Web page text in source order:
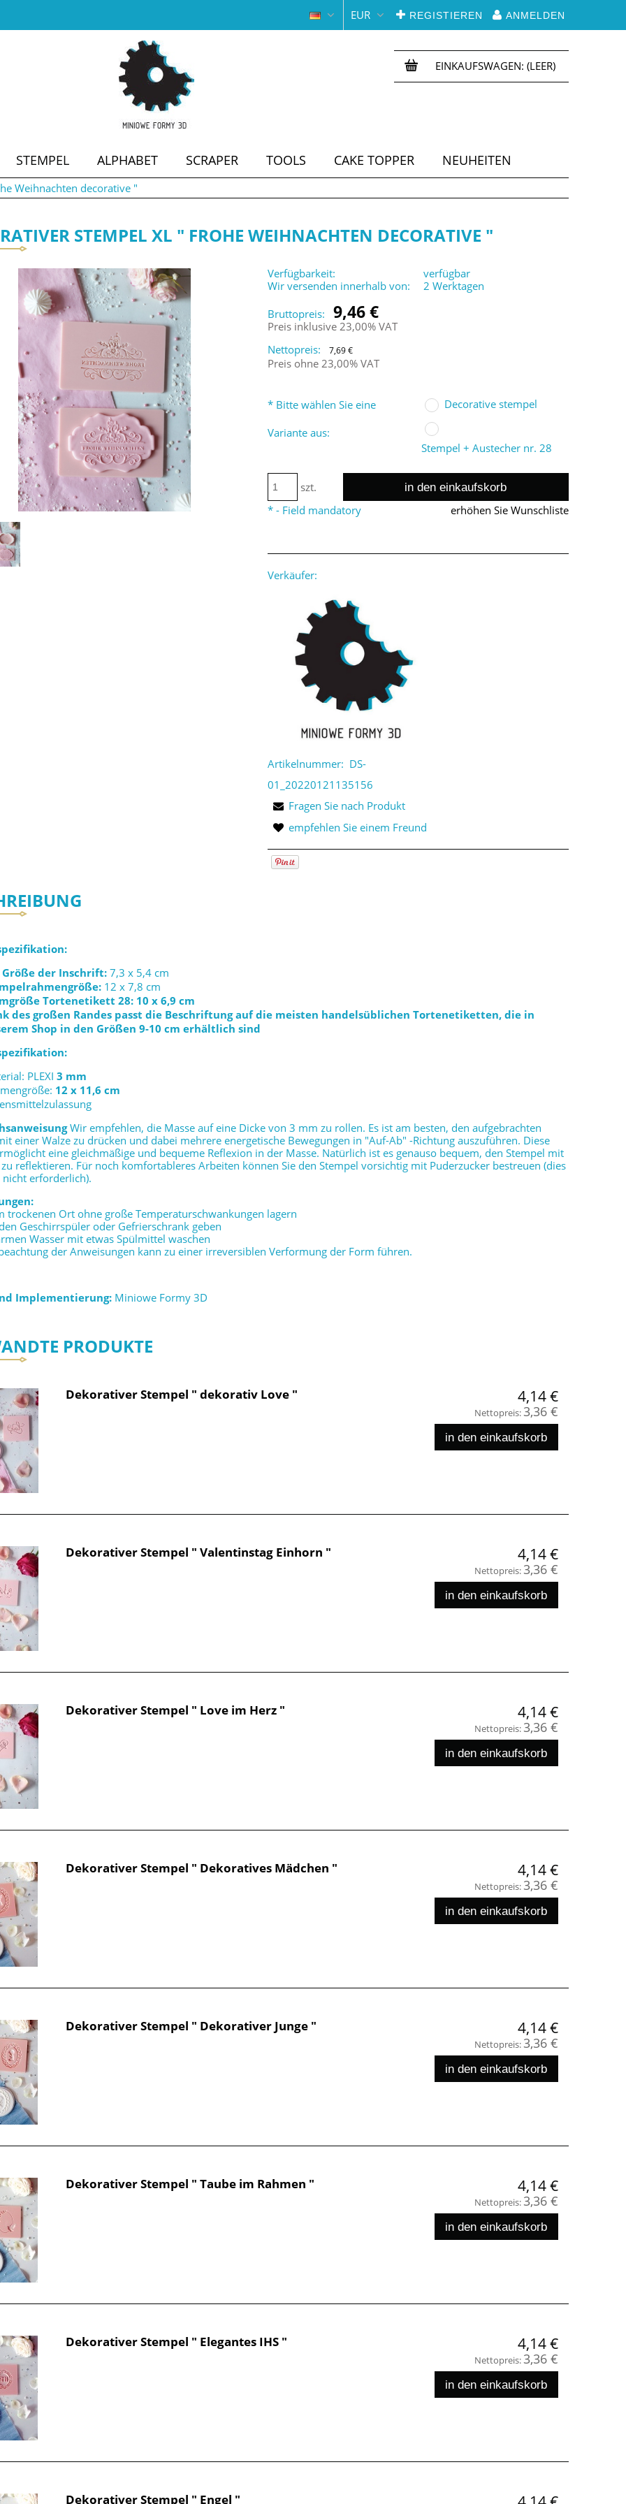
REGISTIEREN ANMELDEN
EUR
EINKAUFSWAGEN: (LEER)
STEMPEL ALPHABET SCRAPER TOOLS CAKE TOPPER NEUHEITEN
SALE
Weihnachten decorative "
STEMPEL XL " FROHE WEIHNACHTEN DECORATIVE "
Verfügbarkeit:
verfügbar
Wir versenden innerhalb von:
2 Werktagen
Bruttopreis:
9,46 €
Preis inklusive 23,00% VAT
Nettopreis:
7,69 €
Preis ohne 23,00% VAT
* Bitte wählen Sie eine
Variante aus:
Decorative stempel
Stempel + Austecher nr. 28
szt.
in den einkaufskorb
erhöhen Sie Wunschliste
* - Field mandatory
Verkäufer:
Artikelnummer: DS-
01_20220121135156
Fragen Sie nach Produkt
empfehlen Sie einem Freund
Größe der Inschrift: 7,3 x 5,4 cm
12 x 7,8 cm
Tortenetikett 28: 10 x 6,9 cm
des großen Randes passt die Beschriftung auf die meisten handelsüblichen Tortenetiketten, die in
Shop in den Größen 9-10 cm erhältlich sind
PLEXI 3 mm
12 x 11,6 cm
Wir empfehlen, die Masse auf eine Dicke von 3 mm zu rollen. Es ist am besten, den aufgebrachten
einer Walze zu drücken und dabei mehrere energetische Bewegungen in "Auf-Ab" -Richtung auszuführen. Diese
eine gleichmäßige und bequeme Reflexion in der Masse. Natürlich ist es genauso bequem, den Stempel mit
reflektieren. Für noch komfortableres Arbeiten können Sie den Stempel vorsichtig mit Puderzucker bestreuen (dies
erforderlich).
trockenen Ort ohne große Temperaturschwankungen lagern
Geschirrspüler oder Gefrierschrank geben
Wasser mit etwas Spülmittel waschen
der Anweisungen kann zu einer irreversiblen Verformung der Form führen.
Implementierung: Miniowe Formy 3D
PRODUKTE
Dekorativer Stempel " dekorativ Love " 4,14 €
Nettopreis:3,36 €
in den einkaufskorb
Dekorativer Stempel " Valentinstag Einhorn " 4,14 €
Nettopreis:3,36 €
in den einkaufskorb
Dekorativer Stempel " Love im Herz " 4,14 €
Nettopreis:3,36 €
in den einkaufskorb
Dekorativer Stempel " Dekoratives Mädchen " 4,14 €
Nettopreis:3,36 €
in den einkaufskorb
Dekorativer Stempel " Dekorativer Junge " 4,14 €
Nettopreis:3,36 €
in den einkaufskorb
Dekorativer Stempel " Taube im Rahmen " 4,14 €
Nettopreis:3,36 €
in den einkaufskorb
Dekorativer Stempel " Elegantes IHS " 4,14 €
Nettopreis:3,36 €
in den einkaufskorb
Dekorativer Stempel " Engel "